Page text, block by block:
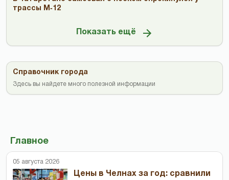
трассы М‑12
Показать ещё
Справочник города
Здесь вы найдете много полезной информации
Главное
05 августа 2026
Цены в Челнах за год: сравнили